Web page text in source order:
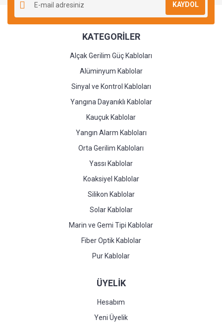
KAYDOL
KATEGORİLER
Alçak Gerilim Güç Kabloları
Alüminyum Kablolar
Sinyal ve Kontrol Kabloları
Yangına Dayanıklı Kablolar
Kauçuk Kablolar
Yangın Alarm Kabloları
Orta Gerilim Kabloları
Yassı Kablolar
Koaksiyel Kablolar
Silikon Kablolar
Solar Kablolar
Marin ve Gemi Tipi Kablolar
Fiber Optik Kablolar
Pur Kablolar
ÜYELİK
Hesabım
Yeni Üyelik